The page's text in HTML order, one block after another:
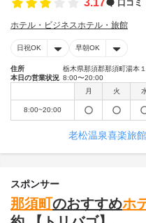
3.17 口コミ
ホテル・ビジネスホテル・旅館
日祝OK 早朝OK
住所
栃木県那須郡那須町湯本１
本日の営業状況 8:00〜20:00
月
火
8:00~20:00
老松温泉喜楽旅